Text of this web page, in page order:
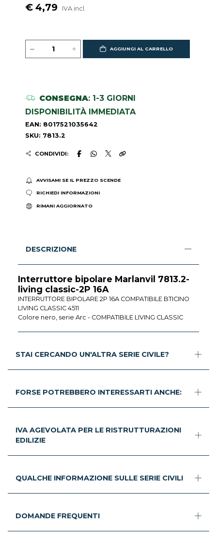
€ 4,79 IVA incl.
AGGIUNGI AL CARRELLO
CONSEGNA: 1-3 GIORNI
DISPONIBILITÀ IMMEDIATA
EAN: 8017521035642
SKU: 7813.2
CONDIVIDI:
AVVISAMI SE IL PREZZO SCENDE
RICHIEDI INFORMAZIONI
RIMANI AGGIORNATO
DESCRIZIONE
Interruttore bipolare Marlanvil 7813.2-
living classic-2P 16A
INTERRUTTORE BIPOLARE 2P 16A COMPATIBILE BTICINO
LIVING CLASSIC 4511
Colore nero, serie Arc - COMPATIBILE LIVING CLASSIC
STAI CERCANDO UN'ALTRA SERIE CIVILE?
FORSE POTREBBERO INTERESSARTI ANCHE:
IVA AGEVOLATA PER LE RISTRUTTURAZIONI
EDILIZIE
QUALCHE INFORMAZIONE SULLE SERIE CIVILI
DOMANDE FREQUENTI